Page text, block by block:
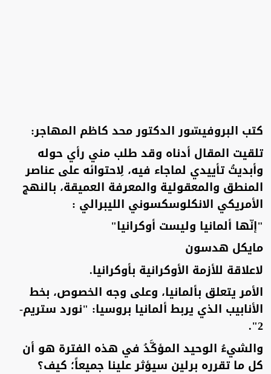
كتب البروفيسّور الدكتور محد كاظم المهاجر:
تلقيت المقال أدناه وقد طلب مني رأي حوله
وأبديتُ تأييدي لماجاء فيه، لِاحتوائه على عناصر
المنطق والمعقولية والمعرفة العميقة، بالنهج
الأمريكي الانكلوسكسوني الليبرالي :
"إنّها ألمانيا وليست أوكرانيا"
مايكل هدسون
لاعلاقة للأزمة الأوكرانية بأوكرانيا.
الأمر يتعلق بألمانيا، وعلى وجه الخصوص، بخط
الأنابيب الذي يربط ألمانيا بروسيا: "نورد ستريم-
2".
والشيءُ الوحيد المؤكَّدُ في هذه الفترة هو أن
كل ما تقرره برلين سيؤثر علينا جميعاً؛ كيف؟